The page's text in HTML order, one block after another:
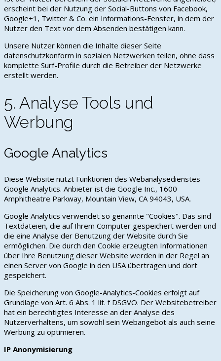
erscheint bei der Nutzung der Social-Buttons von Facebook,
Google+1, Twitter & Co. ein Informations-Fenster, in dem der
Nutzer den Text vor dem Absenden bestätigen kann.
Unsere Nutzer können die Inhalte dieser Seite
datenschutzkonform in sozialen Netzwerken teilen, ohne dass
komplette Surf-Profile durch die Betreiber der Netzwerke
erstellt werden.
5. Analyse Tools und
Werbung
Google Analytics
Diese Website nutzt Funktionen des Webanalysedienstes
Google Analytics. Anbieter ist die Google Inc., 1600
Amphitheatre Parkway, Mountain View, CA 94043, USA.
Google Analytics verwendet so genannte "Cookies". Das sind
Textdateien, die auf Ihrem Computer gespeichert werden und
die eine Analyse der Benutzung der Website durch Sie
ermöglichen. Die durch den Cookie erzeugten Informationen
über Ihre Benutzung dieser Website werden in der Regel an
einen Server von Google in den USA übertragen und dort
gespeichert.
Die Speicherung von Google-Analytics-Cookies erfolgt auf
Grundlage von Art. 6 Abs. 1 lit. f DSGVO. Der Websitebetreiber
hat ein berechtigtes Interesse an der Analyse des
Nutzerverhaltens, um sowohl sein Webangebot als auch seine
Werbung zu optimieren.
IP Anonymisierung